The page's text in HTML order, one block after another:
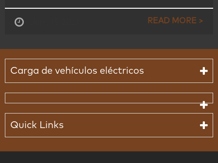
READ MORE >
Carga de vehículos eléctricos
Quick Links